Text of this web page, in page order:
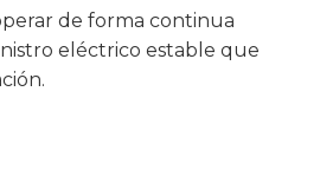
de forma continua
eléctrico estable que